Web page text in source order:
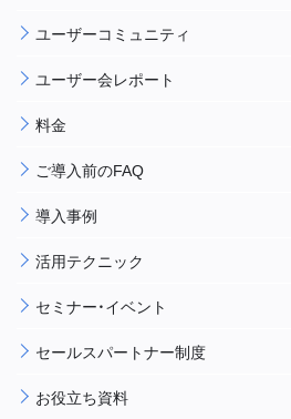
ユーザーコミュニティ
ユーザー会レポート
料金
ご導入前のFAQ
導入事例
活用テクニック
セミナー・イベント
セールスパートナー制度
お役立ち資料